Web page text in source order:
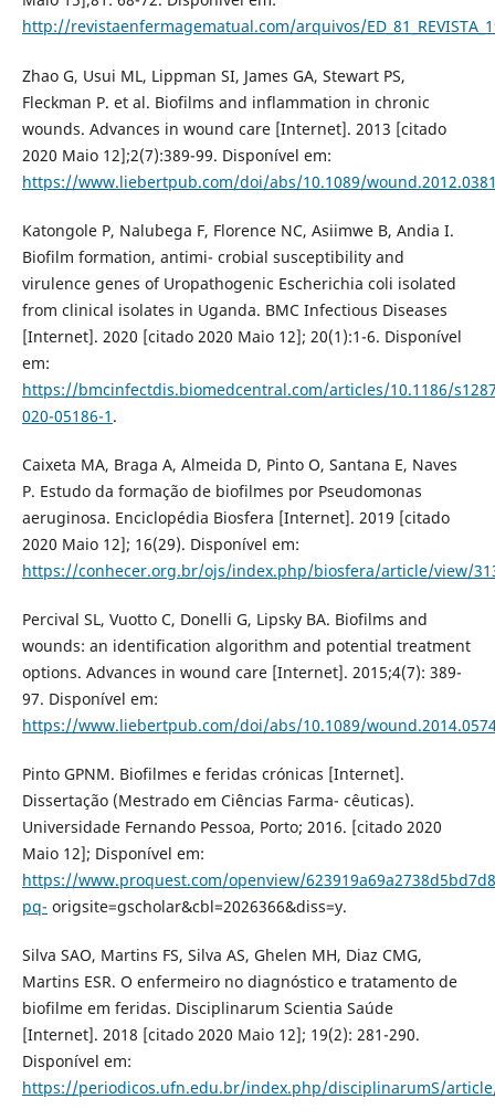
http://revistaenfermagematual.com/arquivos/
Zhao G, Usui ML, Lippman SI, James GA, Stewart PS,
Fleckman P. et al. Biofilms and inflammation in chronic
wounds. Advances in wound care [Internet]. 2013 [citado
2020 Maio 12];2(7):389-99. Disponível em:
https://www.liebertpub.com/doi/abs/10.1089/
Katongole P, Nalubega F, Florence NC, Asiimwe B, Andia I.
Biofilm formation, antimi- crobial susceptibility and
virulence genes of Uropathogenic Escherichia coli isolated
from clinical isolates in Uganda. BMC Infectious Diseases
[Internet]. 2020 [citado 2020 Maio 12]; 20(1):1-6. Disponível
em:
https://bmcinfectdis.biomedcentral.com/articles/10.1186/
020-05186-1 .
Caixeta MA, Braga A, Almeida D, Pinto O, Santana E, Naves
P. Estudo da formação de biofilmes por Pseudomonas
aeruginosa. Enciclopédia Biosfera [Internet]. 2019 [citado
2020 Maio 12]; 16(29). Disponível em:
https://conhecer.org.br/ojs/index.php/biosfera/article/view/
Percival SL, Vuotto C, Donelli G, Lipsky BA. Biofilms and
wounds: an identification algorithm and potential treatment
options. Advances in wound care [Internet]. 2015;4(7): 389-
97. Disponível em:
https://www.liebertpub.com/doi/abs/10.1089/
Pinto GPNM. Biofilmes e feridas crónicas [Internet].
Dissertação (Mestrado em Ciências Farma- cêuticas).
Universidade Fernando Pessoa, Porto; 2016. [citado 2020
Maio 12]; Disponível em:
https://www.proquest.com/openview/
pq- origsite=gscholar&cbl=2026366&diss=y.
Silva SAO, Martins FS, Silva AS, Ghelen MH, Diaz CMG,
Martins ESR. O enfermeiro no diagnóstico e tratamento de
biofilme em feridas. Disciplinarum Scientia Saúde
[Internet]. 2018 [citado 2020 Maio 12]; 19(2): 281-290.
Disponível em:
https://periodicos.ufn.edu.br/index.php/disciplinarumS/